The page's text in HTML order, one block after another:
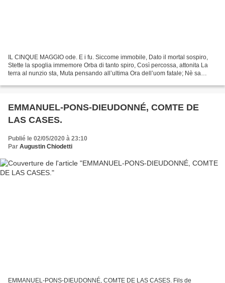
IL CINQUE MAGGIO ode. E i fu. Siccome immobile, Dato il mortal sospiro,
Stette la spoglia immemore Orba di tanto spiro, Così percossa, attonita La
terra al nunzio sta, Muta pensando all’ultima Ora dell’uom fatale; Nè sa
EMMANUEL-PONS-DIEUDONNÉ, COMTE DE
LAS CASES.
Publié le 02/05/2020 à 23:10
Par Augustin Chiodetti
EMMANUEL-PONS-DIEUDONNÉ, COMTE DE LAS CASES. Fils de